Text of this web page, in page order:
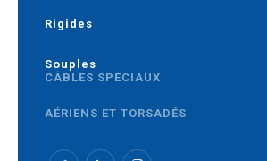
Rigides
Souples
CÂBLES SPÉCIAUX
AÉRIENS ET TORSADÉS
MOYENNE TENSION